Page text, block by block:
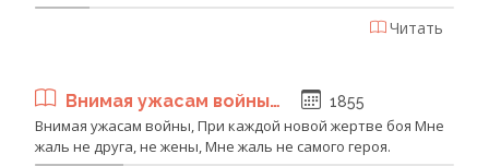
Читать
Внимая ужасам войны… 1855
Внимая ужасам войны, При каждой новой жертве боя Мне
жаль не друга, не жены, Мне жаль не самого героя.